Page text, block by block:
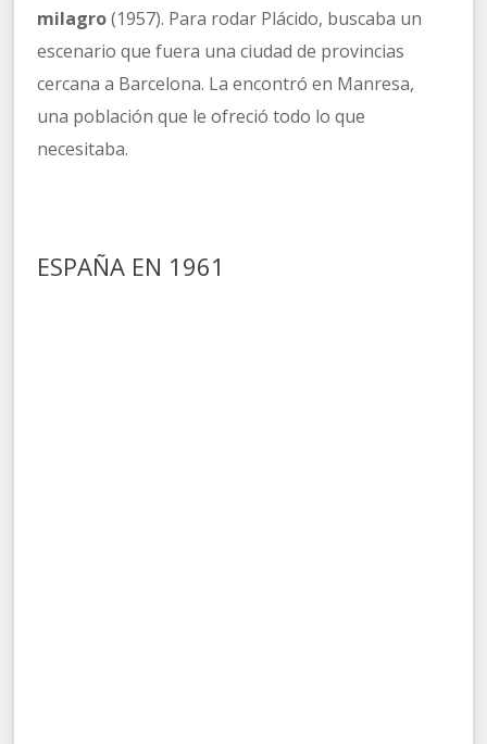
milagro(1957). Para rodar Plácido, buscaba un
escenario que fuera una ciudad de provincias
cercana a Barcelona. La encontró en Manresa,
una población que le ofreció todo lo que
necesitaba.
ESPAÑA EN 1961